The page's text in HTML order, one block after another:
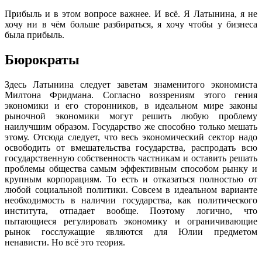
Прибыль и в этом вопросе важнее. И всё. Я Латынина, я не
хочу ни в чём больше разбираться, я хочу чтобы у бизнеса
была прибыль.
Бюрократы
Здесь Латынина следует заветам знаменитого экономиста
Милтона Фридмана. Согласно воззрениям этого гения
экономики и его сторонников, в идеальном мире законы
рыночной экономики могут решить любую проблему
наилучшим образом. Государство же способно только мешать
этому. Отсюда следует, что весь экономический сектор надо
освободить от вмешательства государства, распродать всю
государственную собственность частникам и оставить решать
проблемы общества самым эффективным способом рынку и
крупным корпорациям. То есть и отказаться полностью от
любой социальной политики. Совсем в идеальном варианте
необходимость в наличии государства, как политического
института, отпадает вообще. Поэтому логично, что
пытающиеся регулировать экономику и ограничивающие
рынок госслужащие являются для Юлии предметом
ненависти. Но всё это теория.